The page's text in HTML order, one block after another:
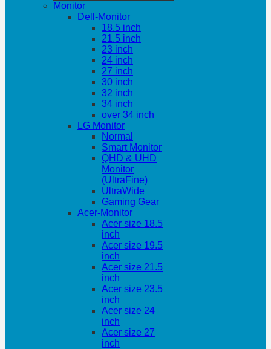
Monitor
Dell-Monitor
18.5 inch
21.5 inch
23 inch
24 inch
27 inch
30 inch
32 inch
34 inch
over 34 inch
LG Monitor
Normal
Smart Monitor
QHD & UHD
Monitor
(UltraFine)
UltraWide
Gaming Gear
Acer-Monitor
Acer size 18.5
inch
Acer size 19.5
inch
Acer size 21.5
inch
Acer size 23.5
inch
Acer size 24
inch
Acer size 27
inch